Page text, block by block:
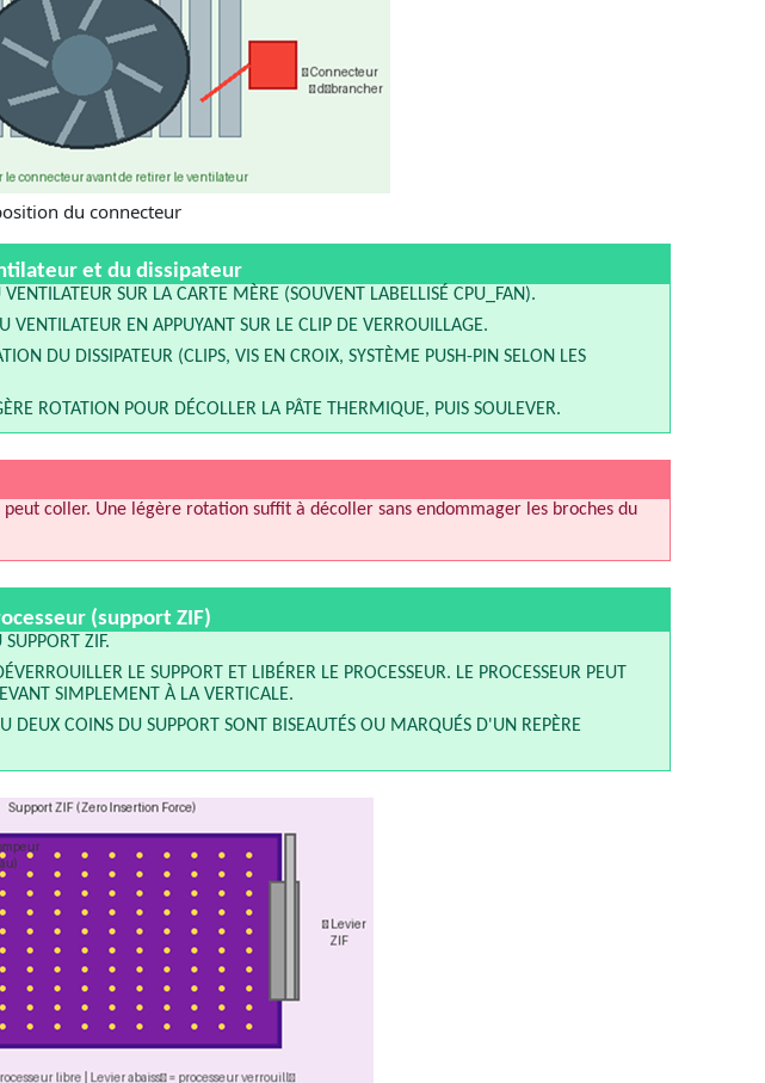
du connecteur
et du dissipateur
SUR LA CARTE MÈRE (SOUVENT LABELLISÉ CPU_FAN).
EN APPUYANT SUR LE CLIP DE VERROUILLAGE.
DU DISSIPATEUR (CLIPS, VIS EN CROIX, SYSTÈME PUSH-PIN SELON LES
ROTATION POUR DÉCOLLER LA PÂTE THERMIQUE, PUIS SOULEVER.
coller. Une légère rotation suffit à décoller sans endommager les broches du
(support ZIF)
ZIF.
LE SUPPORT ET LIBÉRER LE PROCESSEUR. LE PROCESSEUR PEUT
SIMPLEMENT À LA VERTICALE.
COINS DU SUPPORT SONT BISEAUTÉS OU MARQUÉS D'UN REPÈRE